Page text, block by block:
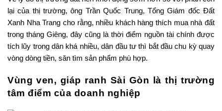
lại của thị trường, ông Trần Quốc Trung, Tổng Giám đốc Đất
Xanh Nha Trang cho rằng, nhiều khách hàng thích mua nhà đất
trong tháng Giêng, đây cũng là thời điểm nguồn tài chính được
tích lũy trong dân khá nhiều, dân đầu tư thì bắt đầu chu kỳ quay
vòng dòng tiền, săn tìm sản phẩm phù hợp.
Vùng ven, giáp ranh Sài Gòn là thị trường
tâm điểm của doanh nghiệp